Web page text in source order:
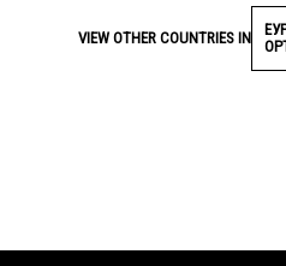
VIEW OTHER COUNTRIES IN